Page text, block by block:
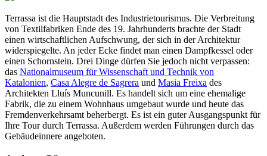
Terrassa ist die Hauptstadt des Industrietourismus. Die Verbreitung
von Textilfabriken Ende des 19. Jahrhunderts brachte der Stadt
einen wirtschaftlichen Aufschwung, der sich in der Architektur
widerspiegelte. An jeder Ecke findet man einen Dampfkessel oder
einen Schornstein. Drei Dinge dürfen Sie jedoch nicht verpassen:
das Nationalmuseum für Wissenschaft und Technik von
Katalonien, Casa Alegre de Sagrera und Masia Freixa des
Architekten Lluís Muncunill. Es handelt sich um eine ehemalige
Fabrik, die zu einem Wohnhaus umgebaut wurde und heute das
Fremdenverkehrsamt beherbergt. Es ist ein guter Ausgangspunkt für
Ihre Tour durch Terrassa. Außerdem werden Führungen durch das
Gebäudeinnere angeboten.